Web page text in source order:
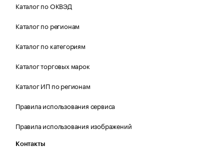
Каталог по ОКВЭД
Каталог по регионам
Каталог по категориям
Каталог торговых марок
Каталог ИП по регионам
Правила использования сервиса
Правила использования изображений
Контакты